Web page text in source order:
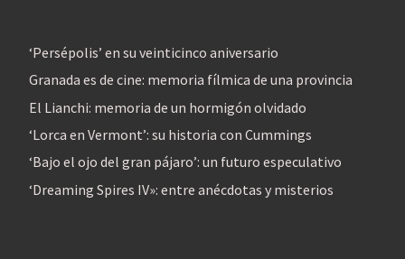
‘Persépolis’ en su veinticinco aniversario
Granada es de cine: memoria fílmica de una provincia
El Lianchi: memoria de un hormigón olvidado
‘Lorca en Vermont’: su historia con Cummings
‘Bajo el ojo del gran pájaro’: un futuro especulativo
‘Dreaming Spires IV»: entre anécdotas y misterios